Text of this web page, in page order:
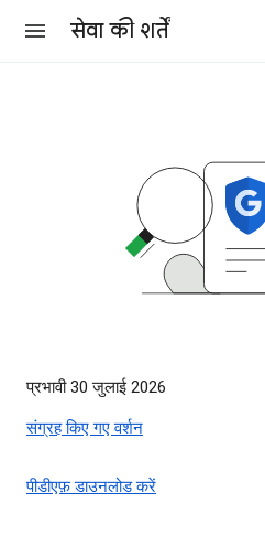
सेवा की शर्तें
प्रभावी 30 जुलाई 2026
संग्रह किए गए वर्शन
पीडीएफ़ डाउनलोड करें